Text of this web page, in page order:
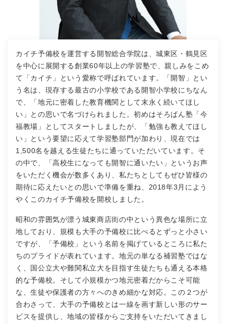
カイチ予備校を運営する開智総合学院は、城東区・鶴見区
を中心に展開する創業60年以上の学習塾で、親しみをこめ
て「カイチ」という愛称で呼ばれています。「開智」とい
う名は、現存する最古の小学校である開智小学校にちなん
で、「地元に密着した教育機関として末永く続いてほし
い」との思いで名づけられました。初めはそろばん塾「今
福教場」としてスタートしましたが、「勉強も教えてほし
い」という要望に応えて学習塾部門が加わり、現在では
1,500名を越える生徒たちに通っていただいています。そ
の中で、「高校生になっても開智に通いたい」というお声
をいただく機会が数多くあり、私たちとしてもぜひ皆様の
期待に応えたいとの思いで準備を重ね、2018年3月によう
やくこのカイチ予備校を開校しました。
昭和の雰囲気が漂う城東商店街の中という異色な場所に立
地しており、規模も大手の予備校に比べるとずっと小さい
ですが、「予備校」という名前を掲げているところに私た
ちのプライドが表れています。地元の単なる補習塾ではな
く、国公立大や難関私立大を目指す生徒たちも通える本格
的な予備校。そして小規模かつ地元密着だからこそ可能
な、生徒や保護者の方々へのきめ細かな対応。この２つが
合わさって、大手の予備校とは一線を画す新しい形のサー
ビスを提供し、地域の皆様からご支持をいただいてきまし